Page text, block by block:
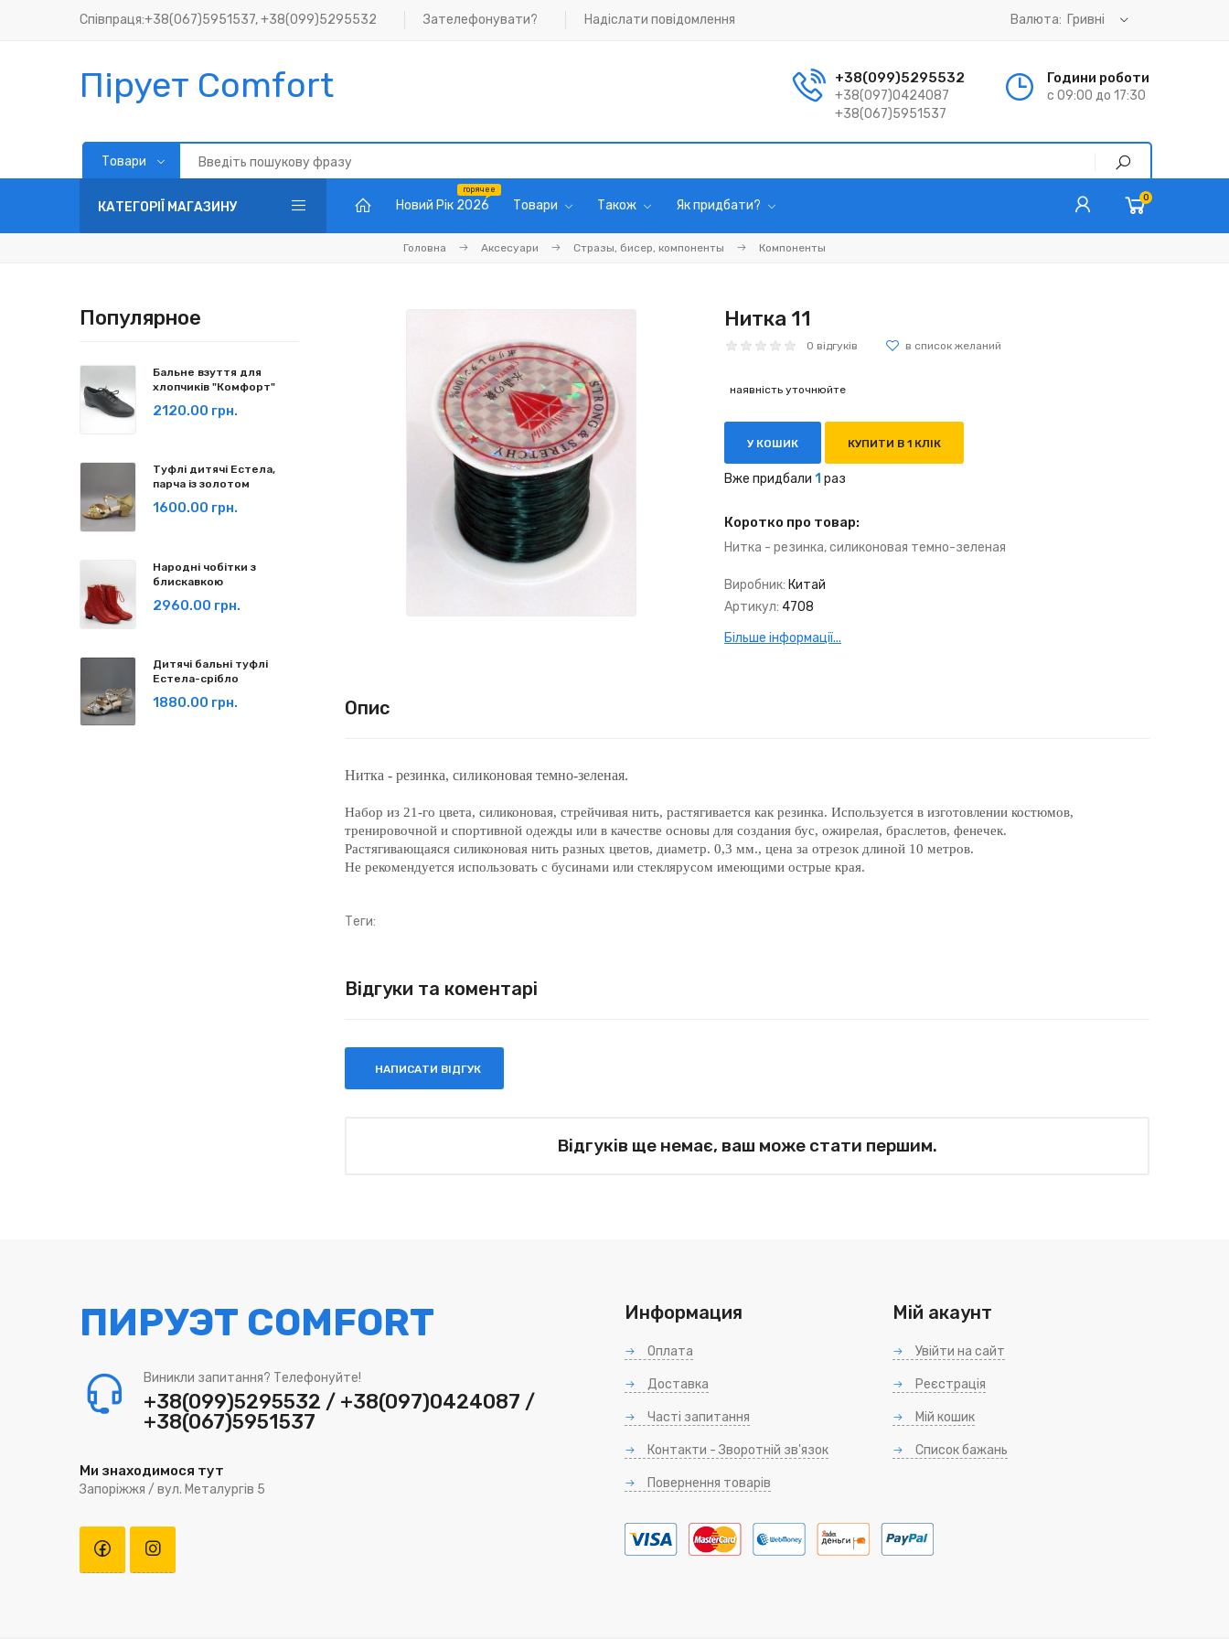
Співпраця:+38(067)5951537, +38(099)5295532 Зателефонувати? Надіслати повідомлення Валюта:
Пірует Comfort +38(099)5295532
+38(097)0424087
+38(067)5951537
Години роботи
с 09:00 до 17:30
КАТЕГОРІЇ МАГАЗИНУ Новий Рік 2026 Товари Також Як придбати? 0
Головна Аксесуари Стразы, бисер, компоненты Компоненты
Нитка 11
0 відгуків
наявність уточнюйте
У КОШИК КУПИТИ В 1 КЛІК
Вже придбали 1 раз
Коротко про товар:
Нитка - резинка, силиконовая темно-зеленая
Виробник: Китай
Артикул: 4708
Більше інформації...
Опис
Нитка - резинка, силиконовая темно-зеленая.
Набор из 21-го цвета, силиконовая, стрейчивая нить, растягивается как резинка. Используется в изготовлении костюмов,
тренировочной и спортивной одежды или в качестве основы для создания бус, ожирелая, браслетов, фенечек.
Растягивающаяся силиконовая нить разных цветов, диаметр. 0,3 мм., цена за отрезок длиной 10 метров.
Не рекомендуется использовать с бусинами или стеклярусом имеющими острые края.
Теги:
Відгуки та коментарі
НАПИСАТИ ВІДГУК
Відгуків ще немає, ваш може стати першим.
Популярное
Бальне взуття для
хлопчиків "Комфорт"
2120.00 грн.
Туфлі дитячі Естела,
парча із золотом
1600.00 грн.
Народні чобітки з
блискавкою
2960.00 грн.
Дитячі бальні туфлі
Естела-срібло
1880.00 грн.
ПИРУЭТ COMFORT
Виникли запитання? Телефонуйте!
+38(099)5295532 / +38(097)0424087 /
+38(067)5951537
Ми знаходимося тут
Запоріжжя / вул. Металургів 5
Информация
Оплата
Доставка
Часті запитання
Контакти - Зворотній зв'язок
Повернення товарів
Мій акаунт
Увійти на сайт
Реєстрація
Мій кошик
Список бажань